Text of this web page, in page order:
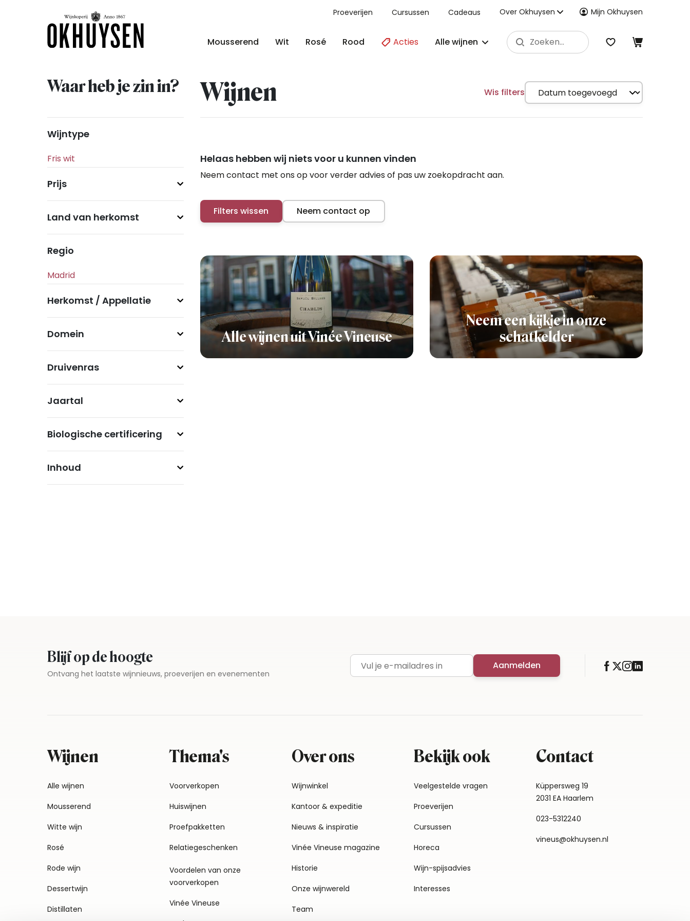
Proeverijen Cursussen Cadeaus Over Okhuysen Mijn Okhuysen
Mousserend Wit Rosé Rood Acties Alle wijnen
Waar heb je zin in? Wijnen Wis filters
Wijntype
Prijs
Land van herkomst
Regio
Herkomst / Appellatie
Domein
Druivenras
Jaartal
Biologische certificering
Inhoud
Helaas hebben wij niets voor u kunnen vinden
Neem contact met ons op voor verder advies of pas uw zoekopdracht aan.
Filters wissen Neem contact op
Alle wijnen uit Vinée Vineuse
Neem een kijkje in onze
schatkelder
Blijf op de hoogte
Ontvang het laatste wijnnieuws, proeverijen en evenementen E-mailadres Aanmelden
Wijnen
Alle wijnen
Mousserend
Witte wijn
Rosé
Rode wijn
Dessertwijn
Distillaten
Thema's
Voorverkopen
Huiswijnen
Proefpakketten
Relatiegeschenken
Voordelen van onze
voorverkopen
Vinée Vineuse
Over ons
Wijnwinkel
Kantoor & expeditie
Nieuws & inspiratie
Vinée Vineuse magazine
Historie
Onze wijnwereld
Team
Bekijk ook
Veelgestelde vragen
Proeverijen
Cursussen
Horeca
Wijn-spijsadvies
Interesses
Contact
Küppersweg 19
2031 EA Haarlem
023-5312240
vineus@okhuysen.nl